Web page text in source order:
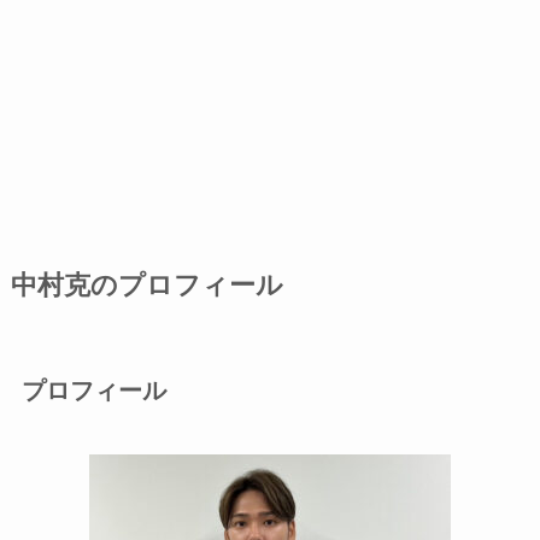
中村克のプロフィール
プロフィール